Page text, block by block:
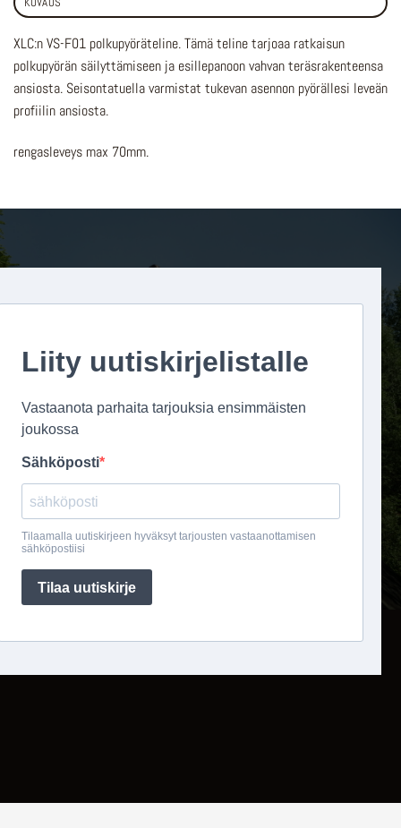
XLC:n VS-F01 polkupyöräteline. Tämä teline tarjoaa ratkaisun
polkupyörän säilyttämiseen ja esillepanoon vahvan teräsrakenteensa
ansiosta. Seisontatuella varmistat tukevan asennon pyörällesi leveän
profiilin ansiosta.
rengasleveys max 70mm.